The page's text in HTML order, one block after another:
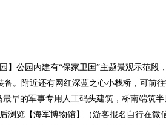
公园内建有“保家卫国”主题景观示范段
。附近还有网红深蓝之心小栈桥，可前
早的军事专用人工码头建筑，桥南端筑
浏览【海军博物馆】（游客报名自行在微